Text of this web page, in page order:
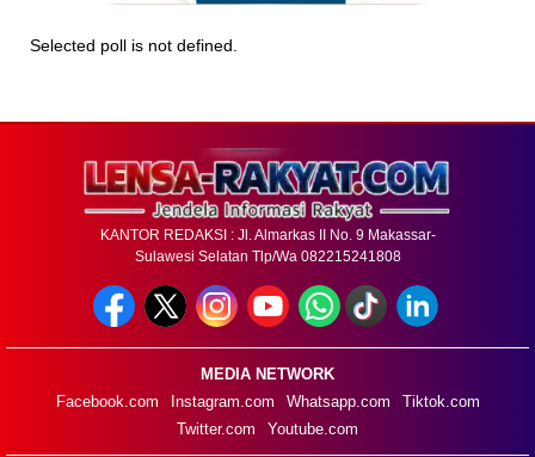
Selected poll is not defined.
KANTOR REDAKSI : Jl. Almarkas II No. 9 Makassar-
Sulawesi Selatan Tlp/Wa 082215241808
MEDIA NETWORK
Facebook.com
Instagram.com Whatsapp.com
Tiktok.com
Twitter.com
Youtube.com